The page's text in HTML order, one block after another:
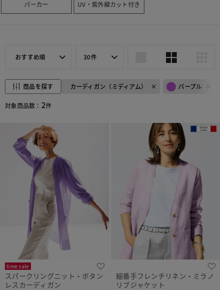
パーカー UV・紫外線カット付き
おすすめ順 30件
商品を探す カーディガン（ミディアム） パープル
対象商品数： 2件
time sale
スパークリングニット・ボタン
レスカーディガン
細番手フレンチリネン・ミラノ
リブジャケット